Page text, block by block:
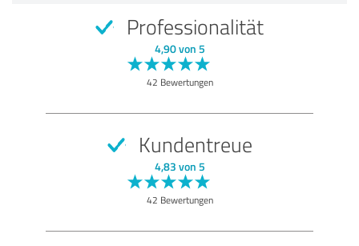
Professionalität
4,90 von 5
42 Bewertungen
Kundentreue
4,83 von 5
42 Bewertungen